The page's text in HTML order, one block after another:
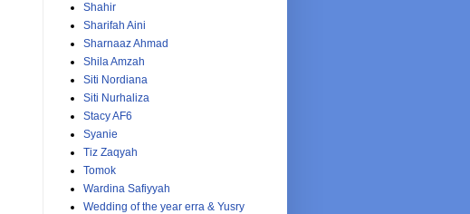
Shahir
Sharifah Aini
Sharnaaz Ahmad
Shila Amzah
Siti Nordiana
Siti Nurhaliza
Stacy AF6
Syanie
Tiz Zaqyah
Tomok
Wardina Safiyyah
Wedding of the year erra & Yusry